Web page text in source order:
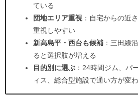
ている
団地エリア重視 ：自宅からの近
重視しやすい
新高島平・西台も候補 ：三田線
ると選択肢が増える
目的別に選ぶ ：24時間ジム、パ
ィス、総合型施設で通い方が変